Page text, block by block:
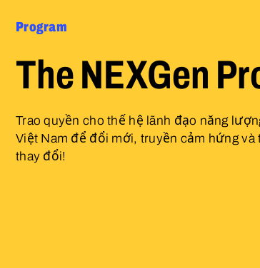
Program
The NEXGen
Trao quyền cho thế hệ lãnh đạo năng
Việt Nam để đổi mới, truyền cảm hứng và
thay đổi!